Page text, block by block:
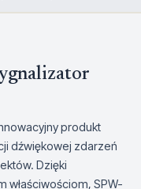
produkt
dźwiękowej zdarzeń
Dzięki
właściwościom, SPW-